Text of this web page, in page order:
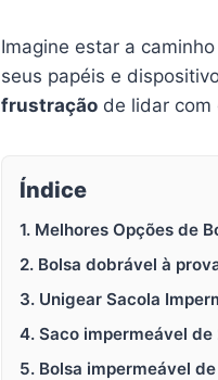
Imagine estar a
seus papéis e
frustração de lidar
Índice
1. Melhores Opções de
2. Bolsa dobrável à
3. Unigear Sacola
4. Saco impermeável
5. Bolsa impermeável